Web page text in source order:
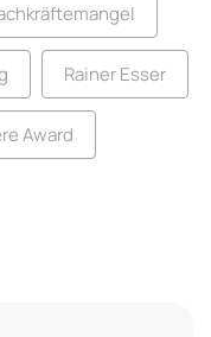
Rainer Esser
Award